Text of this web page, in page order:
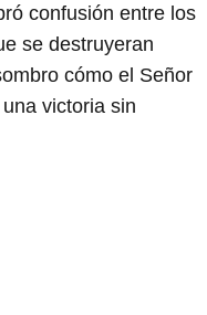
confusión entre los
se destruyeran
cómo el Señor
victoria sin